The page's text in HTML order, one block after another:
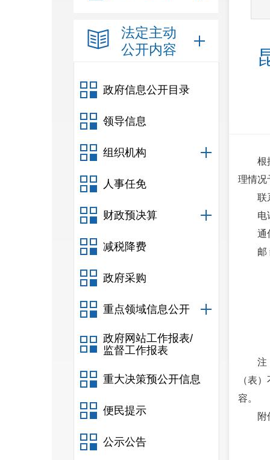
法定主动
公开内容
政府信息公开目录
领导信息
组织机构
人事任免
财政预决算
减税降费
政府采购
重点领域信息公开
政府网站工作报表/
监督工作报表
重大决策预公开信息
便民提示
公示公告
根
理情况
联
电
通
邮
注
（表
容。
附